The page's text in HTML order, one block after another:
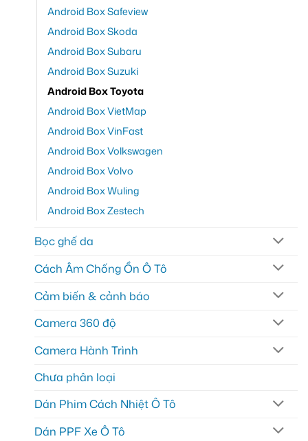
Android Box Safeview
Android Box Skoda
Android Box Subaru
Android Box Suzuki
Android Box Toyota
Android Box VietMap
Android Box VinFast
Android Box Volkswagen
Android Box Volvo
Android Box Wuling
Android Box Zestech
Bọc ghế da
Cách Âm Chống Ồn Ô Tô
Cảm biến & cảnh báo
Camera 360 độ
Camera Hành Trình
Chưa phân loại
Dán Phim Cách Nhiệt Ô Tô
Dán PPF Xe Ô Tô